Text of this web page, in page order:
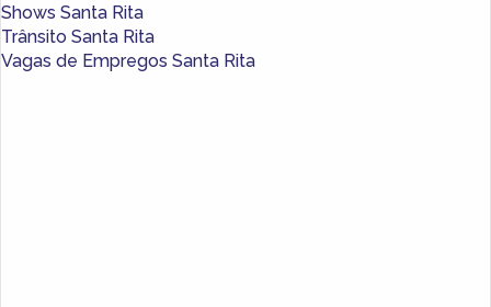
Shows Santa Rita
Trânsito Santa Rita
Vagas de Empregos Santa Rita